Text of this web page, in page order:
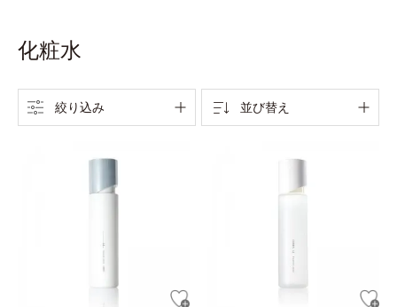
化粧水
絞り込み 並び替え